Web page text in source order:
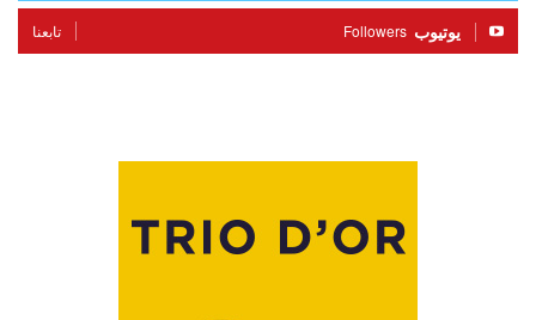
يوتيوب Followers تابعنا